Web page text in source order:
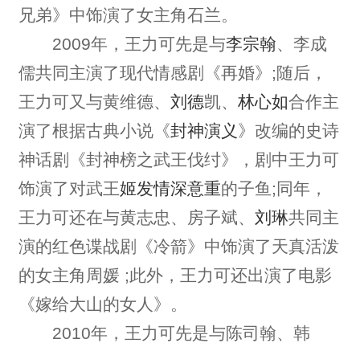
兄弟》中饰演了女主角石兰。
2009年，王力可先是与李宗翰 、李成
儒共同主演了现代情感剧《再婚》;随后，
王力可又与黄维德、 刘德凯、 林心如合作主
演了根据古典小说《封神演义 》改编的史诗
神话剧《封神榜之武王伐纣》，剧中王力可
饰演了对武王姬发情深意重的子鱼;同年，
王力可还在与黄志忠、房子斌、 刘琳共同主
演的红色谍战剧《冷箭》中饰演了天真活泼
的女主角周媛 ;此外，王力可还出演了电影
《嫁给大山的女人》。
2010年，王力可先是与陈司翰、韩